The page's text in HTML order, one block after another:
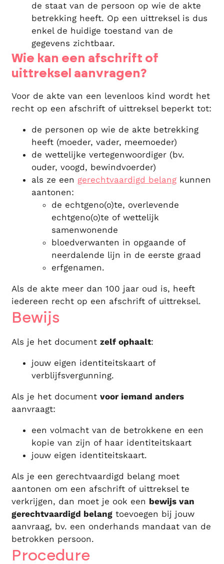
de staat van de persoon op wie de akte
betrekking heeft. Op een uittreksel is dus
enkel de huidige toestand van de
gegevens zichtbaar.
Wie kan een afschrift of
uittreksel aanvragen?
Voor de akte van een levenloos kind wordt het
recht op een afschrift of uittreksel beperkt tot:
de personen op wie de akte betrekking
heeft (moeder, vader, meemoeder)
de wettelijke vertegenwoordiger (bv.
ouder, voogd, bewindvoerder)
als ze een gerechtvaardigd belang kunnen
aantonen:
de echtgeno(o)te, overlevende
echtgeno(o)te of wettelijk
samenwonende
bloedverwanten in opgaande of
neerdalende lijn in de eerste graad
erfgenamen.
Als de akte meer dan 100 jaar oud is, heeft
iedereen recht op een afschrift of uittreksel.
Bewijs
Als je het document zelf ophaalt:
jouw eigen identiteitskaart of
verblijfsvergunning.
Als je het document voor iemand anders
aanvraagt:
een volmacht van de betrokkene en een
kopie van zijn of haar identiteitskaart
jouw eigen identiteitskaart.
Als je een gerechtvaardigd belang moet
aantonen om een afschrift of uittreksel te
verkrijgen, dan moet je ook een bewijs van
gerechtvaardigd belang toevoegen bij jouw
aanvraag, bv. een onderhands mandaat van de
betrokken persoon.
Procedure